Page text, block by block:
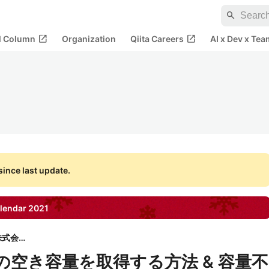
search
Column open_in_new Organization Qiita Careers open_in_new AI x Dev x
last update.
2021
and factory株式会社
空き容量を取得する方法 & 容量不